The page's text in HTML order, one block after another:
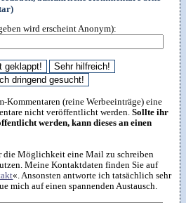
wird erscheint Anonym):
Kommentaren (reine Werbeeinträge) eine
nicht veröffentlicht werden.Sollte ihr
werden, kann dieses an einen
die Möglichkeit eine Mail zu schreiben
Meine Kontaktdaten finden Sie auf
«. Ansonsten antworte ich tatsächlich sehr
mich auf einen spannenden Austausch.